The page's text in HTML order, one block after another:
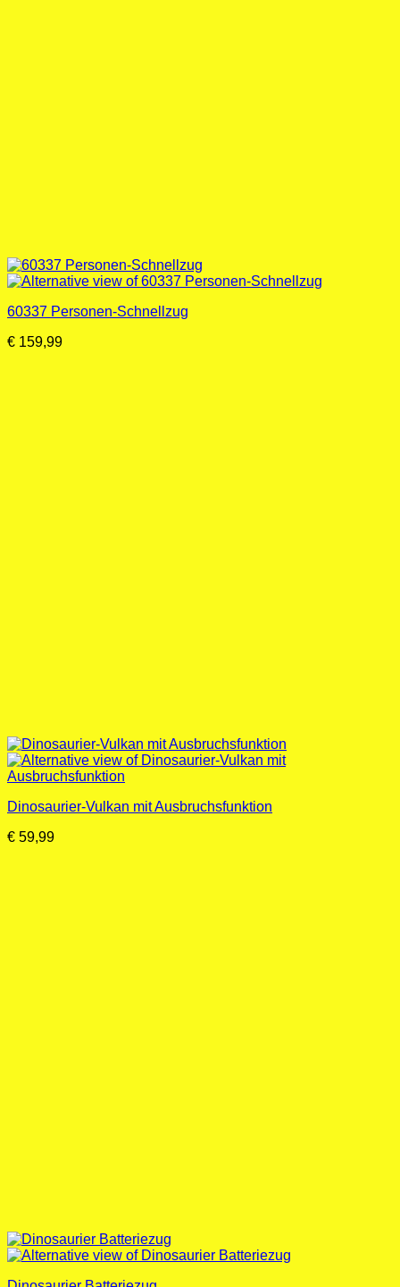
60337 Personen-Schnellzug
€ 159,99
Dinosaurier-Vulkan mit Ausbruchsfunktion
€ 59,99